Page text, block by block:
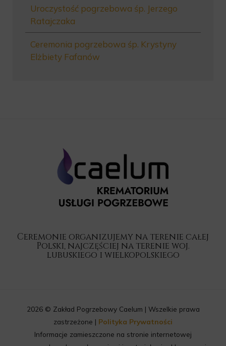
Uroczystość pogrzebowa śp. Jerzego
Ratajczaka
Ceremonia pogrzebowa śp. Krystyny
Elżbiety Fafanów
Ceremonie organizujemy na terenie całej
Polski, najczęściej na terenie woj.
lubuskiego i wielkopolskiego
2026 © Zakład Pogrzebowy Caelum | Wszelkie prawa
zastrzeżone | Polityka Prywatności
Informacje zamieszczone na stronie internetowej